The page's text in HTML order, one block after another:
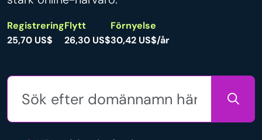
Registrering
25,70 US$
Flytt
26,30 US$
Förnyelse
30,42 US$/år